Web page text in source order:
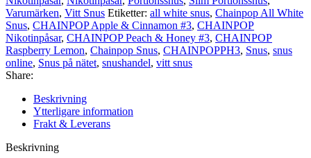
s3
mängd
Varumärken, Vitt Snus Etiketter: all white snus, Chainpop All White
Snus, CHAINPOP Apple & Cinnamon #3, CHAINPOP
Nikotinpåsar, CHAINPOP Peach & Honey #3, CHAINPOP
Raspberry Lemon, Chainpop Snus, CHAINPOPPH3, Snus, snus
online, Snus på nätet, snushandel, vitt snus
Share:
Beskrivning
Ytterligare information
Frakt & Leverans
Beskrivning